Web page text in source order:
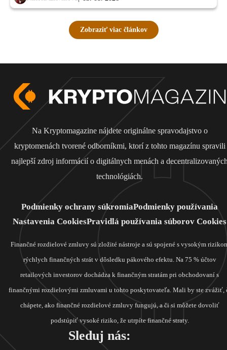
Zobraziť viac článkov
Na Kryptomagazine nájdete originálne spravodajstvo o
kryptomenách tvorené odborníkmi, ktorí z tohto magazínu spravili
najlepší zdroj informácií o digitálnych menách a
technológiách.
Podmienky ochrany súkromiaPodmienky používania
Nastavenia CookiesPravidlá používania súborov Cookies
Finančné rozdielové zmluvy sú zložité nástroje a sú spojené s vysokým
rýchlych finančných strát v dôsledku pákového efektu. Na 75 % účtov
retailových investorov dochádza k finančným stratám pri obchodovaní s
finančnými rozdielovými zmluvami u tohto poskytovateľa. Mali by ste zvážiť,
chápete, ako finančné rozdielové zmluvy fungujú, a či si môžete dovoliť
podstúpiť vysoké riziko, že utrpíte finančné straty.
Sleduj nás: